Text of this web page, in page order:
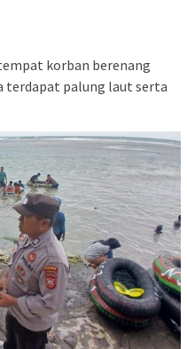
korban berenang
terdapat palung laut serta